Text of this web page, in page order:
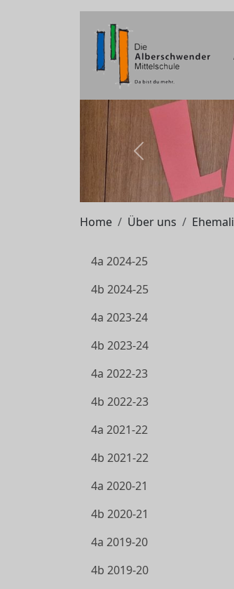
zurück
Home Über uns
4a 2024-25
4b 2024-25
4a 2023-24
4b 2023-24
4a 2022-23
4b 2022-23
4a 2021-22
4b 2021-22
4a 2020-21
4b 2020-21
4a 2019-20
4b 2019-20